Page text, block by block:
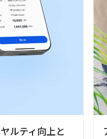
ルティ向上と